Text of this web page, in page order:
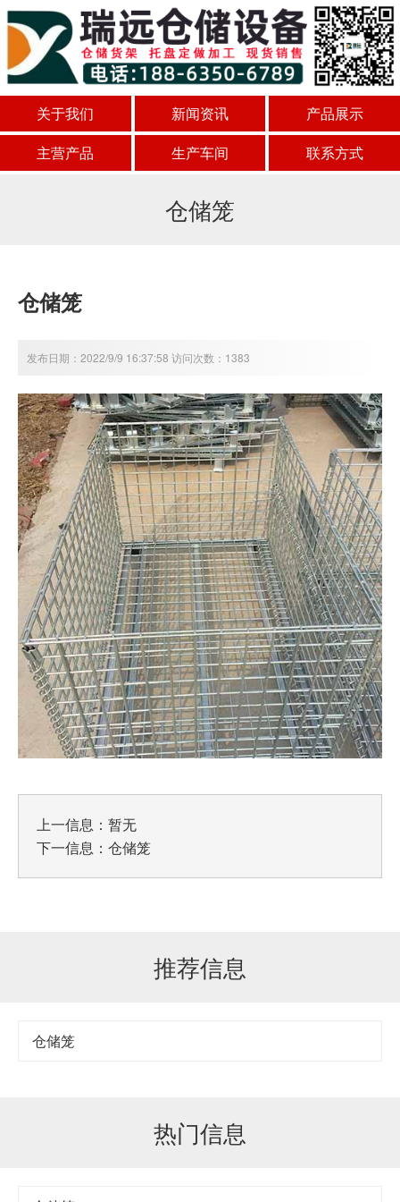
关于我们 新闻资讯
产品展示
主营产品
生产车间 联系方式
仓储笼
仓储笼
发布日期：2022/9/9 16:37:58 访问次数：1383
上一信息：暂无
下一信息： 仓储笼
推荐信息
仓储笼
热门信息